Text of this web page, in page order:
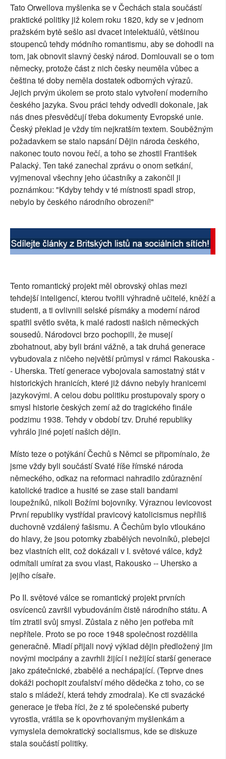
SOCIÁLNÍ SÍTĚ
RUBRIKY
PLNÁ VERZE STRÁNEK
Tato Orwellova myšlenka se v Čechách stala součástí
praktické politiky již kolem roku 1820, kdy se v jednom
pražském bytě sešlo asi dvacet intelektuálů, většinou
stoupenců tehdy módního romantismu, aby se dohodli na
tom, jak obnovit slavný český národ. Domlouvali se o tom
německy, protože část z nich česky neuměla vůbec a
čeština té doby neměla dostatek odborných výrazů.
Jejich prvým úkolem se proto stalo vytvoření moderního
českého jazyka. Svou práci tehdy odvedli dokonale, jak
nás dnes přesvědčují třeba dokumenty Evropské unie.
Český překlad je vždy tím nejkratším textem. Souběžným
požadavkem se stalo napsání Dějin národa českého,
nakonec touto novou řečí, a toho se zhostil František
Palacký. Ten také zanechal zprávu o onom setkání,
vyjmenoval všechny jeho účastníky a zakončil ji
poznámkou: "Kdyby tehdy v té místnosti spadl strop,
nebylo by českého národního obrození!"
Tento romantický projekt měl obrovský ohlas mezi
tehdejší inteligencí, kterou tvořili výhradně učitelé, kněží a
studenti, a ti ovlivnili selské písmáky a moderní národ
spatřil světlo světa, k malé radosti našich německých
sousedů. Národovci brzo pochopili, že musejí
zbohatnout, aby byli bráni vážně, a tak druhá generace
vybudovala z ničeho největší průmysl v rámci Rakouska -
- Uherska. Třetí generace vybojovala samostatný stát v
historických hranicích, které již dávno nebyly hranicemi
jazykovými. A celou dobu politiku prostupovaly spory o
smysl historie českých zemí až do tragického finále
podzimu 1938. Tehdy v období tzv. Druhé republiky
vyhrálo jiné pojetí našich dějin.
Místo teze o potýkání Čechů s Němci se připomínalo, že
jsme vždy byli součástí Svaté říše římské národa
německého, odkaz na reformaci nahradilo zdůraznění
katolické tradice a husité se zase stali bandami
loupežníků, nikoli Božími bojovníky. Výraznou levicovost
První republiky vystřídal pravicový katolicismus nepříliš
duchovně vzdálený fašismu. A Čechům bylo vtloukáno
do hlavy, že jsou potomky zbabělých nevolníků, plebejci
bez vlastních elit, což dokázali v I. světové válce, když
odmítali umírat za svou vlast, Rakousko -- Uhersko a
jejího císaře.
Po II. světové válce se romantický projekt prvních
osvícenců završil vybudováním čistě národního státu. A
tím ztratil svůj smysl. Zůstala z něho jen potřeba mít
nepřítele. Proto se po roce 1948 společnost rozdělila
generačně. Mladí přijali nový výklad dějin předložený jim
novými mocipány a zavrhli žijící i nežijící starší generace
jako zpátečnické, zbabělé a nechápající. (Teprve dnes
dokáži pochopit zoufalství mého dědečka z toho, co se
stalo s mládeží, která tehdy zmodrala). Ke cti svazácké
generace je třeba říci, že z té společenské puberty
vyrostla, vrátila se k opovrhovaným myšlenkám a
vymyslela demokratický socialismus, kde se diskuze
stala součástí politiky.